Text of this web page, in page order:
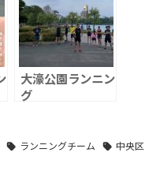
大濠公園ランニン
グ
ランニングチーム
中央区